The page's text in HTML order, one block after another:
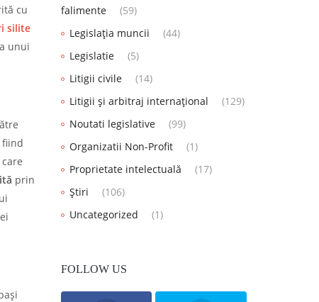
cu
silite
unui
fiind
prin
falimente
(59)
Legislația muncii
(44)
Legislatie
(5)
Litigii civile
(14)
Litigii și arbitraj internațional
(129)
Noutati legislative
(99)
Organizatii Non-Profit
(1)
Proprietate intelectuală
(17)
Știri
(106)
Uncategorized
(1)
FOLLOW US